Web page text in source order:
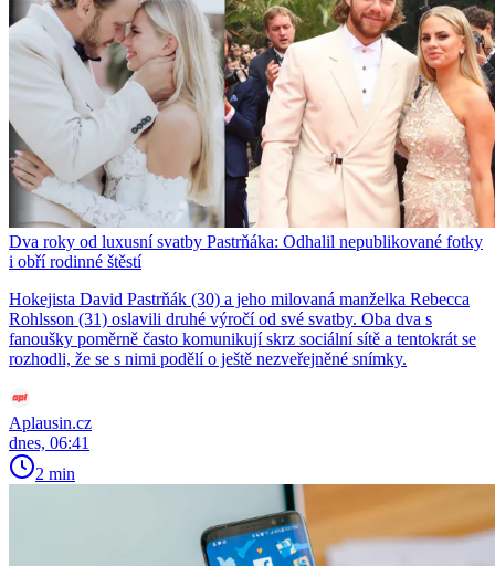
Dva roky od luxusní svatby Pastrňáka: Odhalil nepublikované fotky
i obří rodinné štěstí
Hokejista David Pastrňák (30) a jeho milovaná manželka Rebecca
Rohlsson (31) oslavili druhé výročí od své svatby. Oba dva s
fanoušky poměrně často komunikují skrz sociální sítě a tentokrát se
rozhodli, že se s nimi podělí o ještě nezveřejněné snímky.
Aplausin.cz
dnes, 06:41
2 min